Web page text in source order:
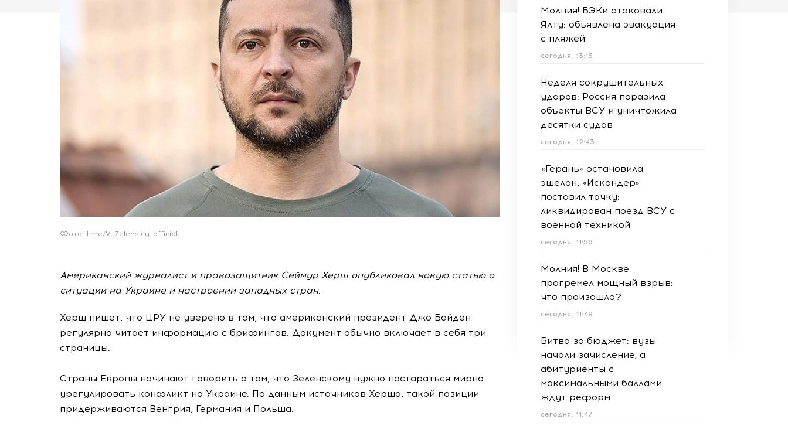
Фото: t.me/V_Zelenskiy_official.
Американский журналист и правозащитник Сеймур Херш опубликовал новую статью о
ситуации на Украине и настроении западных стран.
Херш пишет, что ЦРУ не уверено в том, что американский президент Джо Байден
регулярно читает информацию с брифингов. Документ обычно включает в себя три
страницы.
Страны Европы начинают говорить о том, что Зеленскому нужно постараться мирно
урегулировать конфликт на Украине. По данным источников Херша, такой позиции
придерживаются Венгрия, Германия и Польша.
Молния! БЭКи атаковали
Ялту: объявлена эвакуация
с пляжей
сегодня, 13:13
Неделя сокрушительных
ударов: Россия поразила
объекты ВСУ и уничтожила
десятки судов
сегодня, 12:43
«Герань» остановила
эшелон, «Искандер»
поставил точку:
ликвидирован поезд ВСУ с
военной техникой
сегодня, 11:56
Молния! В Москве
прогремел мощный взрыв:
что произошло?
сегодня, 11:49
Битва за бюджет: вузы
начали зачисление, а
абитуриенты с
максимальными баллами
ждут реформ
сегодня, 11:47